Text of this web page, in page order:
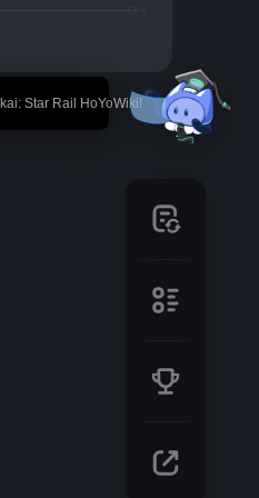
Star Rail HoYoWiki!